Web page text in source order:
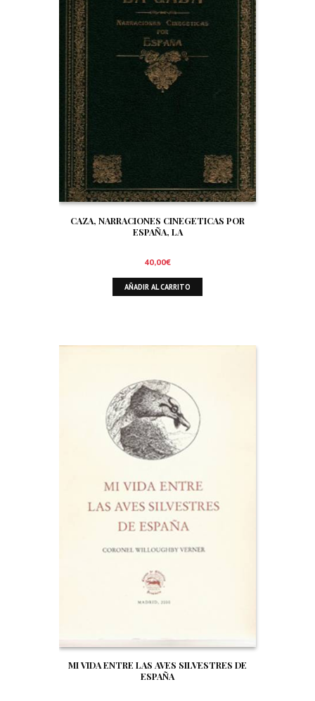
CAZA, NARRACIONES CINEGETICAS POR
ESPAÑA, LA
40,00€
AÑADIR AL CARRITO
MI VIDA ENTRE LAS AVES SILVESTRES DE
ESPAÑA